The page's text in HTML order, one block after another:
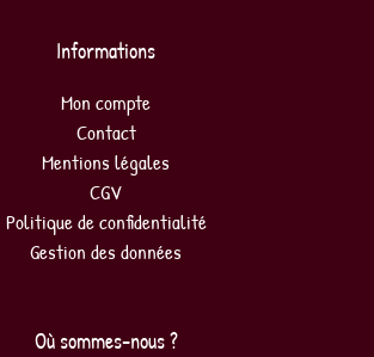
Informations
Mon compte
Contact
Mentions légales
CGV
Politique de confidentialité
Gestion des données
Où sommes-nous ?